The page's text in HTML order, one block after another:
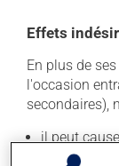
Effets
En plus de
l'occasion
secondaires),
il peut
buvez